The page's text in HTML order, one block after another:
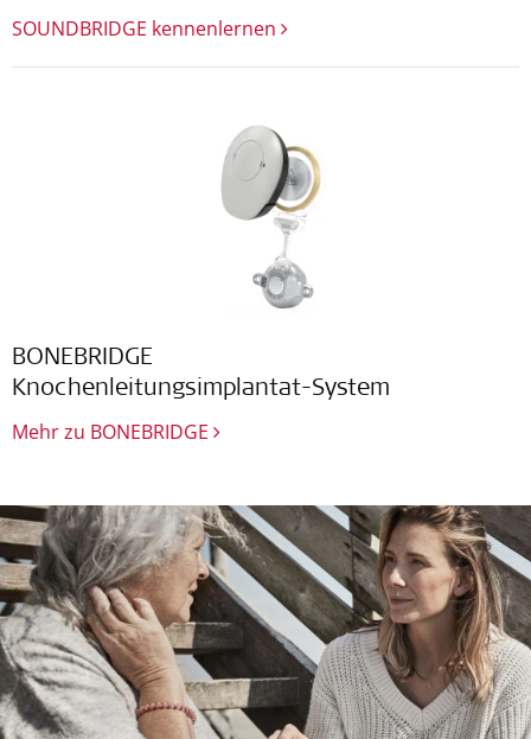
SOUNDBRIDGE kennenlernen
BONEBRIDGE
Knochenleitungsimplantat-System
Mehr zu BONEBRIDGE